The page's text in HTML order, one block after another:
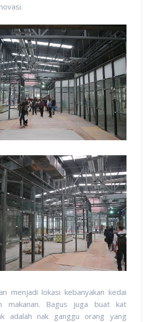
menjadi lokasi kebanyakan kedai
makanan. Bagus juga buat kat
adalah nak ganggu orang yang